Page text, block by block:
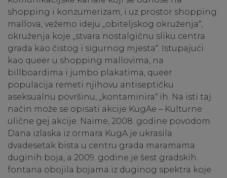
shopping i konzumerizam, i uz prostor shopping
mallova, vežemo ideju „obiteljskog okruženja“,
okruženja koje „stvara nostalgičnu sliku centra
grada kao čistog i sigurnog mjesta“. Istupajući
kao queer u shopping mallovima, na
billboardima i jumbo plakatima, queer
populacija remeti njihovu antiseptičku
aseksualnu površinu, „kontaminira“ ih. Na isti taj
način može se opisati akcije KugAe – Kulturne
ulične gej akcije. Naime, 2008. godine povodom
Dana izlaska iz ormara KugA je ukrasila
dvadesetak bista u centru grada maramama
duginih boja, a 2009. godine je šest gradskih
fontana obojila bojama iz duginog spektra koje